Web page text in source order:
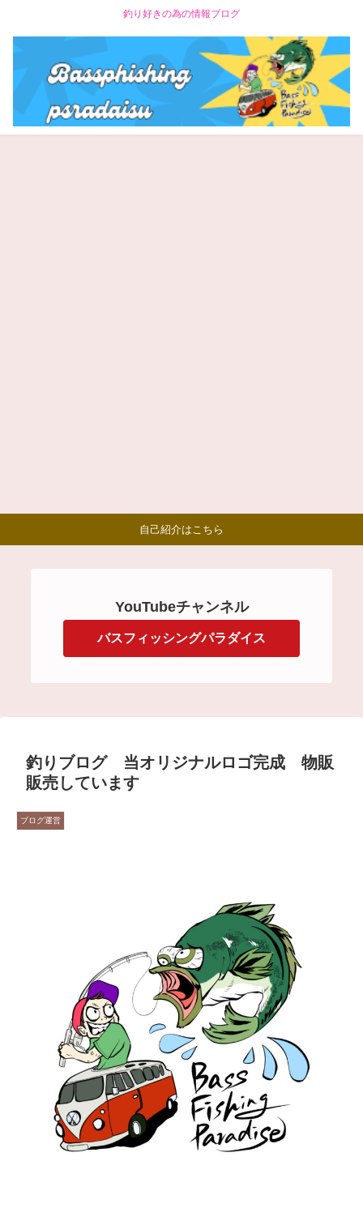
釣り好きの為の情報ブログ
自己紹介はこちら
YouTubeチャンネル
バスフィッシングパラダイス
釣りブログ 当オリジナルロゴ完成 物販
販売しています
ブログ運営